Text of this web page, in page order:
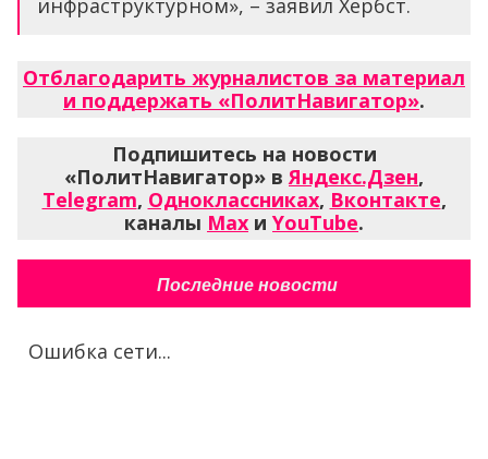
«ПолитНавигатор» вЯндекс.Дзен,
Telegram,Одноклассниках,Вконтакте,
каналыMaxиYouTube.
Последние новости